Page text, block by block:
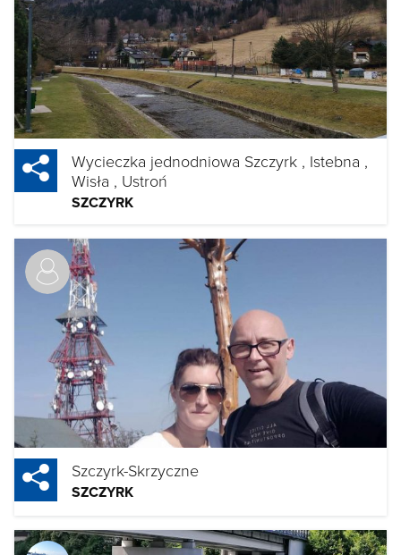
Wycieczka jednodniowa Szczyrk , Istebna ,
Wisła , Ustroń
SZCZYRK
Szczyrk-Skrzyczne
SZCZYRK